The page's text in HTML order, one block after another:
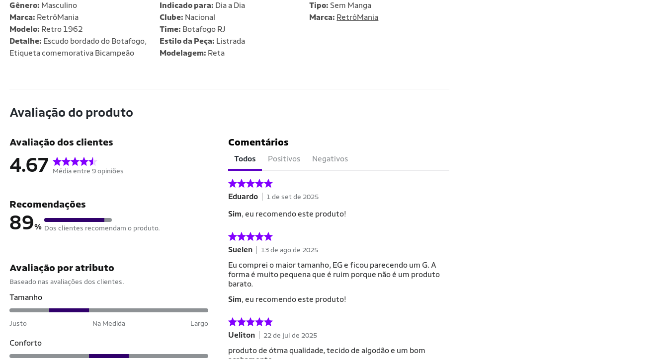
Gênero: Masculino
Marca: RetrôMania
Modelo: Retro 1962
Detalhe: Escudo bordado do Botafogo,
Etiqueta comemorativa Bicampeão
Indicado para: Dia a Dia
Clube: Nacional
Time: Botafogo RJ
Estilo da Peça: Listrada
Modelagem: Reta
Tipo: Sem Manga
Marca: RetrôMania
Avaliação do produto
Avaliação dos clientes
4.67 Média entre 9 opiniões
Recomendações
89% Dos clientes recomendam o produto.
Avaliação por atributo
Baseado nas avaliações dos clientes.
Tamanho
Justo Na Medida Largo
Conforto
Comentários
Todos Positivos Negativos
Eduardo 1 de set de 2025
Sim, eu recomendo este produto!
Suelen 13 de ago de 2025
Eu comprei o maior tamanho, EG e ficou parecendo um G. A
forma é muito pequena que é ruim porque não é um produto
barato.
Sim, eu recomendo este produto!
Ueliton 22 de jul de 2025
produto de ótma qualidade, tecido de algodão e um bom